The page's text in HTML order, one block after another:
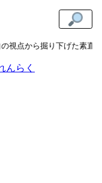
点から掘り下げた素直
んらく